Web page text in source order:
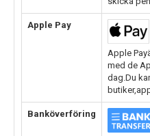
Apple Pay
Apple
med de
dag.Du
Banköverföring